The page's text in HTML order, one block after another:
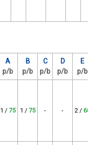
A
p/b
B
p/b
C
p/b
D
p/b
E
p/b
1 / 75 1 / 75 - - 2 / 68